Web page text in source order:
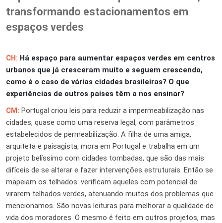
transformando estacionamentos em
espaços verdes
CH: Há espaço para aumentar espaços verdes em centros
urbanos que já cresceram muito e seguem crescendo,
como é o caso de várias cidades brasileiras? O que
experiências de outros países têm a nos ensinar?
CM: Portugal criou leis para reduzir a impermeabilização nas
cidades, quase como uma reserva legal, com parâmetros
estabelecidos de permeabilização. A filha de uma amiga,
arquiteta e paisagista, mora em Portugal e trabalha em um
projeto belíssimo com cidades tombadas, que são das mais
difíceis de se alterar e fazer intervenções estruturais. Então se
mapeiam os telhados: verificam aqueles com potencial de
virarem telhados verdes, atenuando muitos dos problemas que
mencionamos. São novas leituras para melhorar a qualidade de
vida dos moradores. O mesmo é feito em outros projetos, mas